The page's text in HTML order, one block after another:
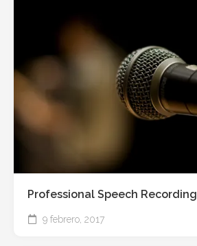
Professional Speech Recording
9 febrero, 2017